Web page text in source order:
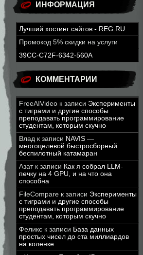
ИНФОРМАЦИЯ
Лучший хостинг сайтов - REG.RU
Промокод 5% скидки на услуги
39CC-C72F-6342-560A
КОММЕНТАРИИ
FreeAIVideo к записи Эксперименты
с тиграми и другие способы
преподавать программирование
студентам, которым скучно
Влад к записи NAVIS —
многоцелевой быстросборный
беспилотный катамаран
Азатк записи Как я собрал LLM-
печку на 4 GPU, и на что она
способна
FileCompare к записи Эксперименты
с тиграми и другие способы
преподавать программирование
студентам, которым скучно
Феликс к записи База данных
простых чисел до ста миллиардов
на коленке